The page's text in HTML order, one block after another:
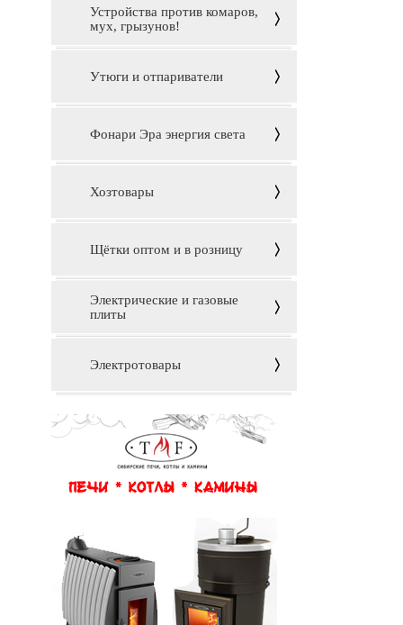
Устройства против комаров,
мух, грызунов!
Утюги и отпариватели
Фонари Эра энергия света
Хозтовары
Щётки оптом и в розницу
Электрические и газовые
плиты
Электротовары